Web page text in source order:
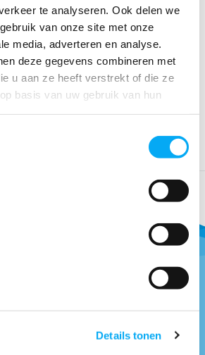
te analyseren. Ook delen we
van onze site met onze
media, adverteren en analyse.
deze gegevens combineren met
u aan ze heeft verstrekt of die ze
basis van uw gebruik van hun
Details tonen
de
Biminiparasol | Blauw
Mooie biminiparasol voor de
boot met een afmetin...
Klik voor voorraad info
€ 139,- € 99,-